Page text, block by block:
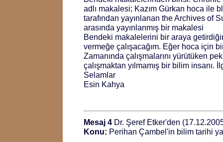
adlı makalesi; Kazım Gürkan hoca ile
tarafından yayınlanan the Archives of
arasında yayınlanmış bir makalesi
Bendeki makalelerini bir araya
vermeğe çalışacağım. Eğer hoca için
Zamanında çalışmalarını yürütüken
çalışmaktan yılmamış bir bilim insanı.
Selamlar
Esin Kahya
Mesaj 4 Dr. Şeref Etker'den
Konu: Perihan Çambel'in bilim tarihi